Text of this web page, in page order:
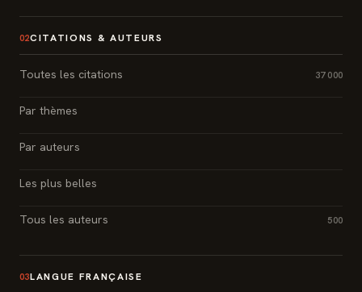
02CITATIONS & AUTEURS
Toutes les citations 37 000
Par thèmes
Par auteurs
Les plus belles
Tous les auteurs 500
03LANGUE FRANÇAISE